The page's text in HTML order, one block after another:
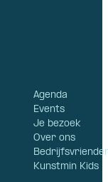
Agenda
Events
Je bezoek
Over ons
Kunstmin Kids